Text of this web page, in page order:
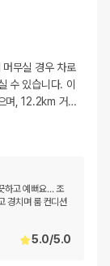
무실 경우 차로
수 있습니다. 이
며, 12.2km 거…
하고 예뻐요… 조
경치며 룸 컨디션
5.0/5.0